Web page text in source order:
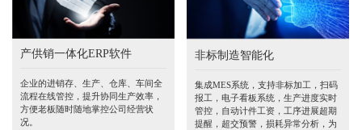
产供销一体化ERP软件
企业的进销存、生产、仓库、车间全
流程在线管控，提升协同生产效率，
方便老板随时随地掌控公司经营状
况。
非标制造智能化
集成MES系统，支持非标加工，扫码
报工，电子看板系统，生产进度实时
管控，自动计件工资，工序进展超期
提醒，超交预警，损耗异常分析，为